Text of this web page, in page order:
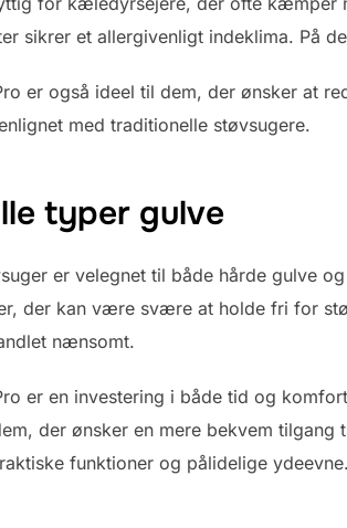
sikrer et allergivenligt indeklima. På
er også ideel til dem, der ønsker at
med traditionelle støvsugere.
typer gulve
er velegnet til både hårde gulve
der kan være svære at holde fri for
nænsomt.
er en investering i både tid og
der ønsker en mere bekvem
funktioner og pålidelige ydeevne.